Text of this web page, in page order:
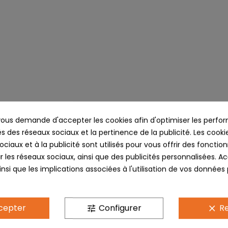
Détails du produit
ORION VISIERE
optimales grâce à la visière de catégorie 3
demande d'accepter les cookies afin d'optimiser les
des réseaux sociaux et la pertinence de la publicité. Les
et à la publicité sont utilisés pour vous offrir des
les réseaux sociaux, ainsi que des publicités personnalisées.
que les implications associées à l'utilisation de vos données
tune Configurer clear